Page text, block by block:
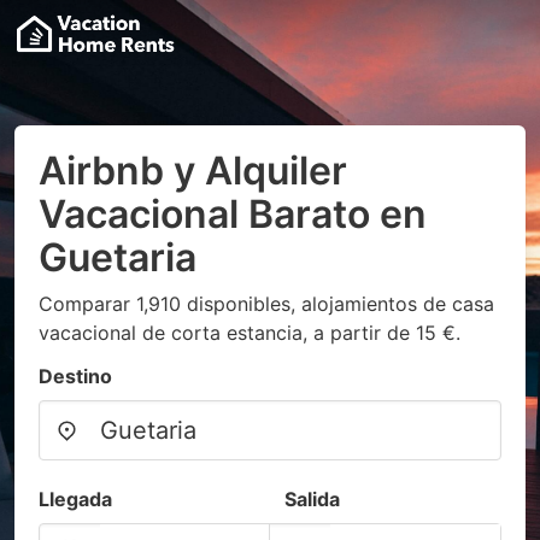
Airbnb y Alquiler
Vacacional Barato en
Guetaria
Comparar 1,910 disponibles, alojamientos de casa
vacacional de corta estancia, a partir de 15 €.
Destino
Llegada Salida